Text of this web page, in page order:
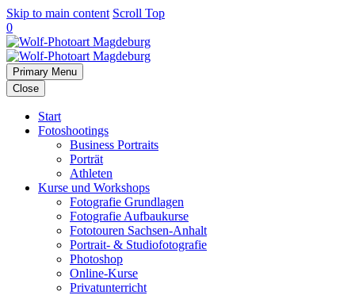
Skip to main content Scroll Top
0
Primary Menu
Close
Start
Fotoshootings
Business Portraits
Porträt
Athleten
Kurse und Workshops
Fotografie Grundlagen
Fotografie Aufbaukurse
Fototouren Sachsen-Anhalt
Portrait- & Studiofotografie
Photoshop
Online-Kurse
Privatunterricht